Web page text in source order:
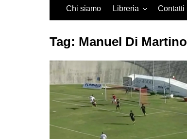
Chi siamo Libreria Contatti
Tag: Manuel Di Martino